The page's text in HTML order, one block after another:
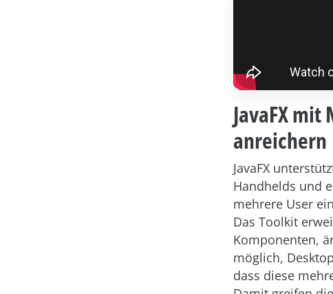
JavaFX
anreichern
JavaFX
Handhelds und
mehrere User
Das Toolkit
Komponenten,
möglich,
dass diese